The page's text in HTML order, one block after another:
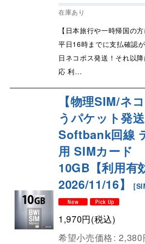
在庫あり
【日本旅行や一時帰国の方
平日16時までに支払確認
日ネコポス発送！それ以
応 利…
【物理SIM/ネ
うパケット発送
Softbank回線
用 SIMカード
10GB【利用有
2026/11/16】
[
1,970円(税込)
希望小売価格: 2,380